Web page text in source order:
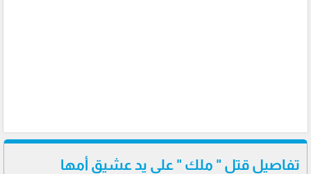
تفاصيل قتل " ملك " على يد عشيق أمها